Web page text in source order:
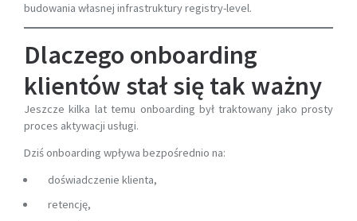
budowania własnej infrastruktury registry-level.
Dlaczego onboarding
klientów stał się tak ważny
Jeszcze kilka lat temu onboarding był traktowany jako prosty
proces aktywacji usługi.
Dziś onboarding wpływa bezpośrednio na:
doświadczenie klienta,
retencję,